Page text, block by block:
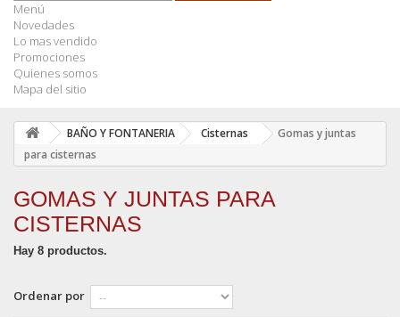
Menú
Novedades
Lo mas vendido
Promociones
Quienes somos
Mapa del sitio
BAÑO Y FONTANERIA Cisternas
Gomas y juntas
para cisternas
GOMAS Y JUNTAS PARA
CISTERNAS
Hay 8 productos.
Ordenar por